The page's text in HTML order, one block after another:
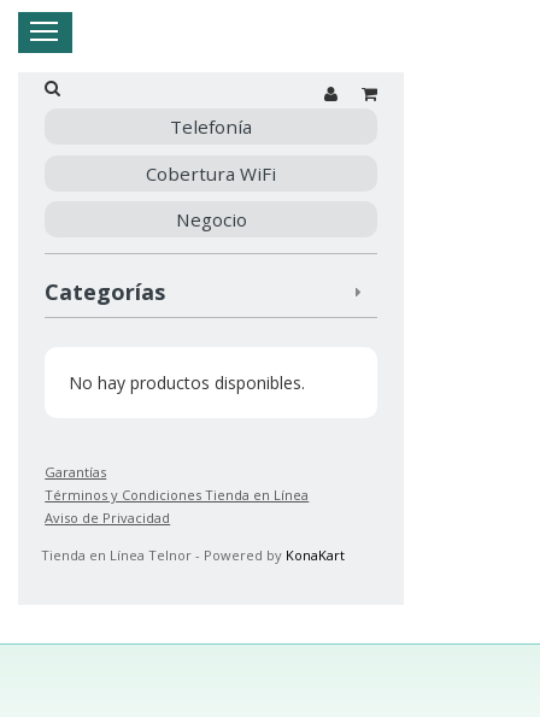
Hogar
Telefonía
Cobertura WiFi
Negocio
Categorías
No hay productos disponibles.
Garantías
Términos y Condiciones Tienda en Línea
Aviso de Privacidad
Tienda en Línea Telnor - Powered by KonaKart